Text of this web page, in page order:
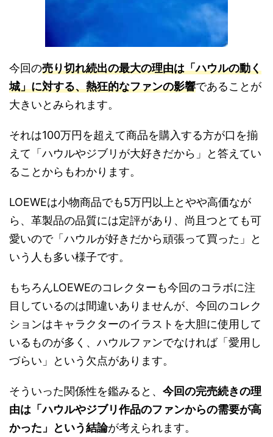
今回の売り切れ続出の最大の理由は「ハウルの動く
城」に対する、熱狂的なファンの影響であることが
大きいとみられます。
それは100万円を超えて商品を購入する方が口を揃
えて「ハウルやジブリが大好きだから」と答えてい
ることからもわかります。
LOEWEは小物商品でも5万円以上とやや高価なが
ら、革製品の品質には定評があり、尚且つとても可
愛いので「ハウルが好きだから頑張って買った」と
いう人も多い様子です。
もちろんLOEWEのコレクターも今回のコラボに注
目しているのは間違いありませんが、今回のコレク
ションはキャラクターのイラストを大胆に使用して
いるものが多く、ハウルファンでなければ「愛用し
づらい」という欠点があります。
そういった関係性を鑑みると、 今回の完売続きの理
由は「ハウルやジブリ作品のファンからの需要が高
かった」という結論が考えられます。